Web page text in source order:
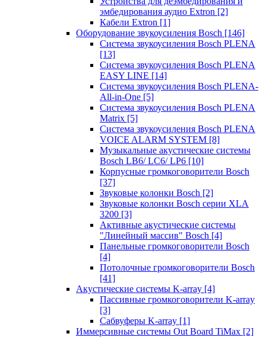
эмбедирования аудио Extron [2]
Кабели Extron [1]
Оборудование звукоусиления Bosch [146]
Система звукоусиления Bosch PLENA
[13]
Система звукоусиления Bosch PLENA
EASY LINE [14]
Система звукоусиления Bosch PLENA-
All-in-One [5]
Система звукоусиления Bosch PLENA
Matrix [5]
Система звукоусиления Bosch PLENA
VOICE ALARM SYSTEM [8]
Музыкальные акустические системы
Bosch LB6/ LC6/ LP6 [10]
Корпусные громкоговорители Bosch
[37]
Звуковые колонки Bosch [2]
Звуковые колонки Bosch серии XLA
3200 [3]
Активные акустические системы
"Линейный массив" Bosch [4]
Панельные громкоговорители Bosch
[4]
Потолочные громкоговорители Bosch
[41]
Акустические системы K-array [4]
Пассивные громкоговорители K-array
[3]
Сабвуферы K-array [1]
Иммерсивные системы Out Board TiMax [2]